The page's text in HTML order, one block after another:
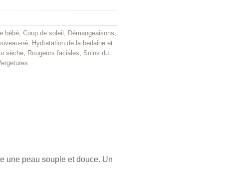
bébé, Coup de soleil , Démangeaisons,
né, Hydratation de la bedaine et
sèche, Rougeurs faciales, Soins du
une peau souple et douce. Un